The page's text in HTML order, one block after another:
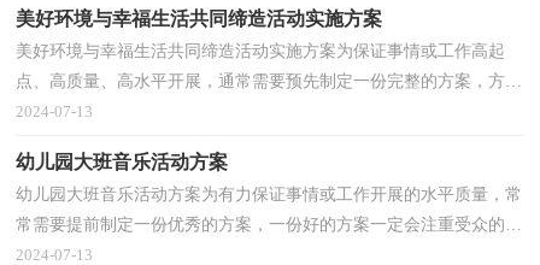
美好环境与幸福生活共同缔造活动实施方案
美好环境与幸福生活共同缔造活动实施方案为保证事情或工作高起
点、高质量、高水平开展，通常需要预先制定一份完整的方案，方案
是计划中内容最为复杂的一种。那么你有了解过方案...
2024-07-13
幼儿园大班音乐活动方案
幼儿园大班音乐活动方案为有力保证事情或工作开展的水平质量，常
常需要提前制定一份优秀的方案，一份好的方案一定会注重受众的参
与性及互动性。那么什么样的方案才是好的呢？下面...
2024-07-13